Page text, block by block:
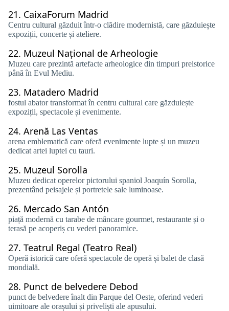
21. CaixaForum Madrid
Centru cultural găzduit într-o clădire modernistă, care găzduiește
expoziții, concerte și ateliere.
22. Muzeul Național de Arheologie
Muzeu care prezintă artefacte arheologice din timpuri preistorice
până în Evul Mediu.
23. Matadero Madrid
fostul abator transformat în centru cultural care găzduiește
expoziții, spectacole și evenimente.
24. Arenă Las Ventas
arena emblematică care oferă evenimente lupte și un muzeu
dedicat artei luptei cu tauri.
25. Muzeul Sorolla
Muzeu dedicat operelor pictorului spaniol Joaquín Sorolla,
prezentând peisajele și portretele sale luminoase.
26. Mercado San Antón
piață modernă cu tarabe de mâncare gourmet, restaurante și o
terasă pe acoperiș cu vederi panoramice.
27. Teatrul Regal (Teatro Real)
Operă istorică care oferă spectacole de operă și balet de clasă
mondială.
28. Punct de belvedere Debod
punct de belvedere înalt din Parque del Oeste, oferind vederi
uimitoare ale orașului și priveliști ale apusului.